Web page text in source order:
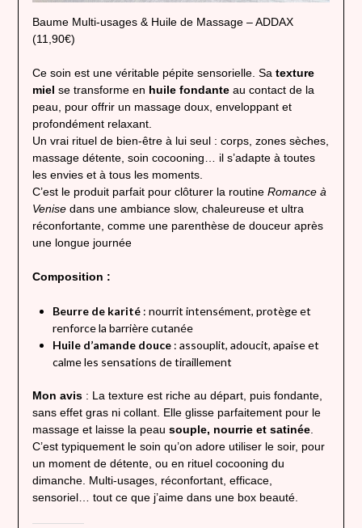
Baume Multi-usages & Huile de Massage – ADDAX
(11,90€)
Ce soin est une véritable pépite sensorielle. Sa texture
miel se transforme en huile fondanteau contact de la
peau, pour offrir un massage doux, enveloppant et
profondément relaxant.
Un vrai rituel de bien-être à lui seul : corps, zones sèches,
massage détente, soin cocooning… il s’adapte à toutes
les envies et à tous les moments.
C’est le produit parfait pour clôturer la routine Romance à
Venisedans une ambiance slow, chaleureuse et ultra
réconfortante, comme une parenthèse de douceur après
une longue journée
Composition :
Beurre de karité: nourrit intensément, protège et
renforce la barrière cutanée
Huile d’amande douce: assouplit, adoucit, apaise et
calme les sensations de tiraillement
Mon avis: La texture est riche au départ, puis fondante,
sans effet gras ni collant. Elle glisse parfaitement pour le
massage et laisse la peau souple, nourrie et satinée.
C’est typiquement le soin qu’on adore utiliser le soir, pour
un moment de détente, ou en rituel cocooning du
dimanche. Multi-usages, réconfortant, efficace,
sensoriel… tout ce que j’aime dans une box beauté.